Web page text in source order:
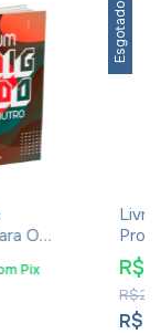
O
Silva
Pix
Esgotado
Livro
Silva